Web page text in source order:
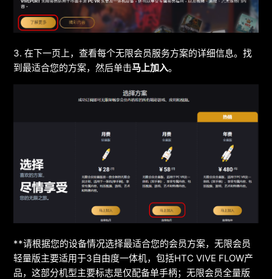
3. 在下一页上，查看每个无限会员服务方案的详细信息。找
到最适合您的方案，然后单击马上加入。
**请根据您的设备情况选择最适合您的会员方案，无限会员
轻量版主要适用于3自由度一体机，包括HTC VIVE FLOW产
品，这部分机型主要标志是仅配备单手柄；无限会员全量版